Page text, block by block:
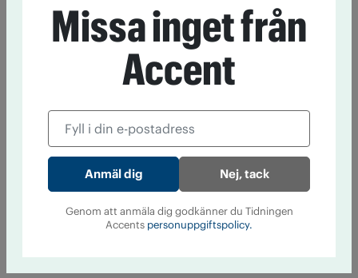
Missa inget från
Accent
Nej, tack
Genom att anmäla dig godkänner du Tidningen
Accents personuppgiftspolicy.